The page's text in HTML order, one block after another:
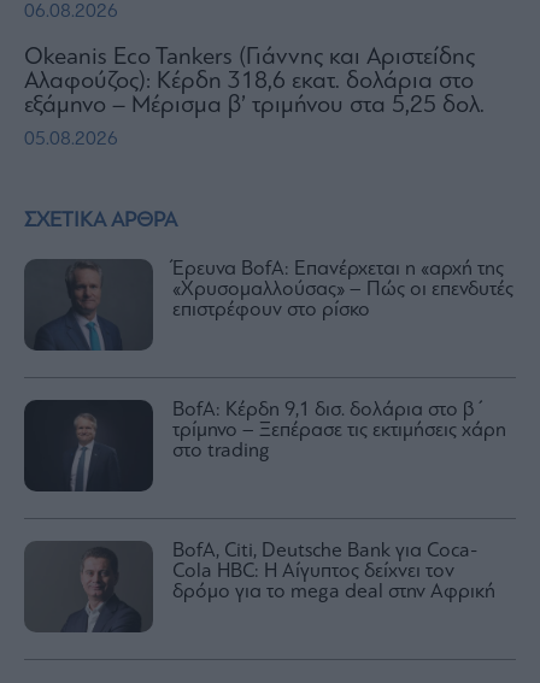
ΣΧΕΤΙΚΑ ΑΡΘΡΑ
Έρευνα BofA: Επανέρχεται η «αρχή της
«Χρυσομαλλούσας» – Πώς οι επενδυτές
επιστρέφουν στο ρίσκο
BofA: Κέρδη 9,1 δισ. δολάρια στο β΄
τρίμηνο – Ξεπέρασε τις εκτιμήσεις χάρη
στο trading
BofA, Citi, Deutsche Bank για Coca-
Cola HBC: Η Αίγυπτος δείχνει τον
δρόμο για το mega deal στην Αφρική
06.08.2026
Okeanis Eco Tankers (Γιάννης και Αριστείδης
Αλαφούζος): Κέρδη 318,6 εκατ. δολάρια στο
εξάμηνο – Μέρισμα β’ τριμήνου στα 5,25 δολ.
05.08.2026